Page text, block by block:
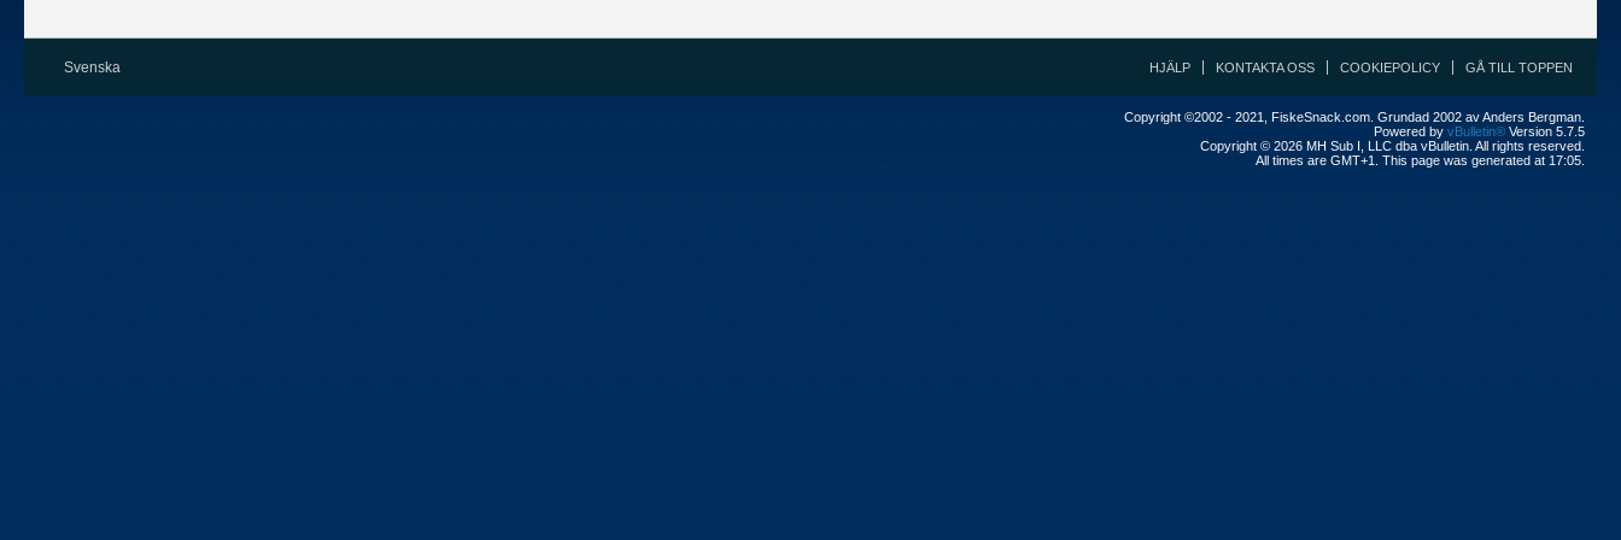
Svenska HJÄLP KONTAKTA OSS COOKIEPOLICY GÅ TILL TOPPEN
Copyright ©2002 - 2021, FiskeSnack.com. Grundad 2002 av Anders Bergman.
Powered by vBulletin® Version 5.7.5
Copyright © 2026 MH Sub I, LLC dba vBulletin. All rights reserved.
All times are GMT+1. This page was generated at 17:05.